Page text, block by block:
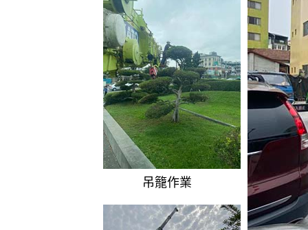
吊籠作業